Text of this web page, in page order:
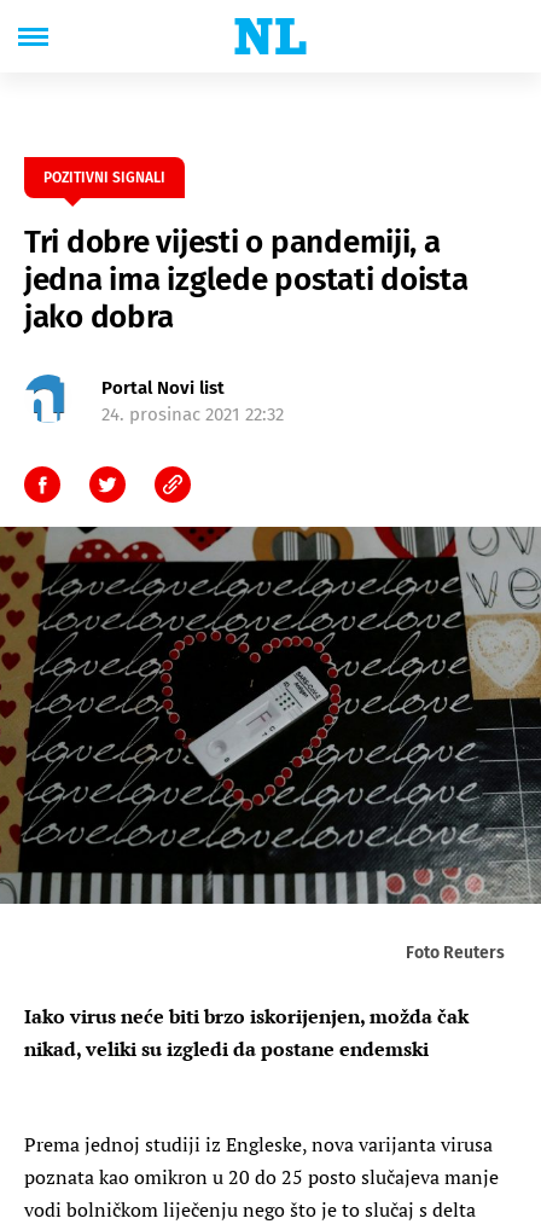
POZITIVNI SIGNALI
Tri dobre vijesti o pandemiji, a
jedna ima izglede postati doista
jako dobra
Portal Novi list
24. prosinac 2021 22:32
Foto Reuters
Iako virus neće biti brzo iskorijenjen, možda čak
nikad, veliki su izgledi da postane endemski
Prema jednoj studiji iz Engleske, nova varijanta virusa
poznata kao omikron u 20 do 25 posto slučajeva manje
vodi bolničkom liječenju nego što je to slučaj s delta